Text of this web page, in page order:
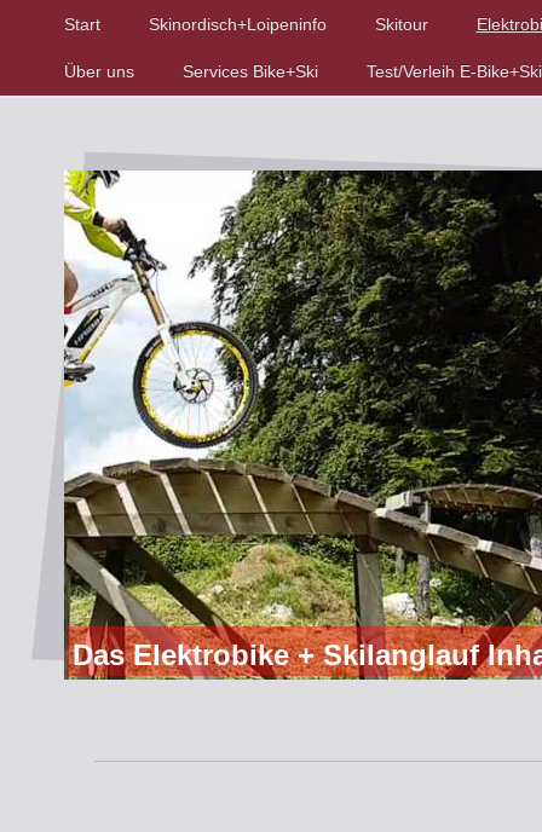
Start Skinordisch+Loipeninfo Skitour
Über uns Services Bike+Ski Test/Verleih E-Bike+Ski
Das Elektrobike + Skilanglauf